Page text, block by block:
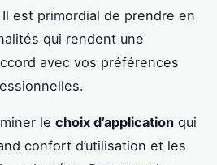
est primordial de prendre en
qui rendent une
avec vos préférences
le choix d’application qui
confort d’utilisation et les